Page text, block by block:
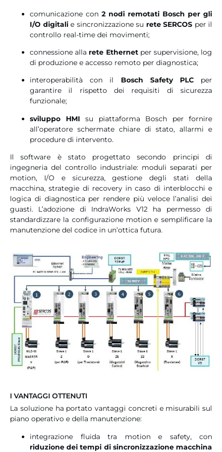
comunicazione con 2 nodi remotati Bosch per gli
I/O digitalie sincronizzazione su rete SERCOS per il
controllo real-time dei movimenti;
connessione alla rete Ethernetper supervisione, log
di produzione e accesso remoto per diagnostica;
interoperabilità con il Bosch Safety PLCper
garantire il rispetto dei requisiti di sicurezza
funzionale;
sviluppo HMI su piattaforma Bosch per fornire
all’operatore schermate chiare di stato, allarmi e
procedure di intervento.
Il software è stato progettato secondo principi di
ingegneria del controllo industriale: moduli separati per
motion, I/O e sicurezza, gestione degli stati della
macchina, strategie di recovery in caso di interblocchi e
logica di diagnostica per rendere più veloce l’analisi dei
guasti. L’adozione di IndraWorks V12 ha permesso di
standardizzare la configurazione motion e semplificare la
manutenzione del codice in un’ottica futura.
I VANTAGGI OTTENUTI
La soluzione ha portato vantaggi concreti e misurabili sul
piano operativo e della manutenzione:
integrazione fluida tra motion e safety, con
riduzione dei tempi di sincronizzazione macchina